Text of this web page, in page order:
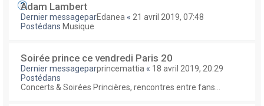
Adam Lambert
Dernier messageparEdanea « 21 avril 2019, 07:48
Postédans Musique
Soirée prince ce vendredi Paris 20
Dernier messageparprincemattia « 18 avril 2019, 20:29
Postédans
Concerts & Soirées Princières, rencontres entre fans...